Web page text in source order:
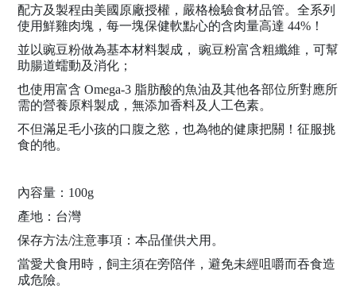
配方及製程由美國原廠授權，嚴格檢驗食材品管。全系列
使用鮮雞肉塊，每一塊保健軟點心的含肉量高達 44%！
並以豌豆粉做為基本材料製成， 豌豆粉富含粗纖維，可幫
助腸道蠕動及消化；
也使用富含 Omega-3 脂肪酸的魚油及其他各部位所對應所
需的營養原料製成，無添加香料及人工色素。
不但滿足毛小孩的口腹之慾，也為牠的健康把關！征服挑
食的牠。
內容量：100g
產地：台灣
保存方法/注意事項：本品僅供犬用。
當愛犬食用時，飼主須在旁陪伴，避免未經咀嚼而吞食造
成危險。